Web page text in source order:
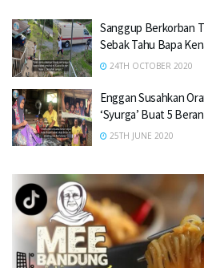
Sanggup Berkorban
Sebak Tahu Bapa
24TH OCTOBER 2020
Enggan Susahkan
‘Syurga’ Buat 5
25TH JUNE 2020